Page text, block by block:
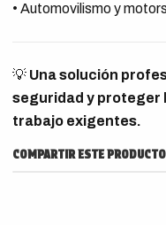
• Automovilismo y
💡 Una solución
seguridad y proteger
trabajo exigentes.
COMPARTIR ESTE PRODUCTO